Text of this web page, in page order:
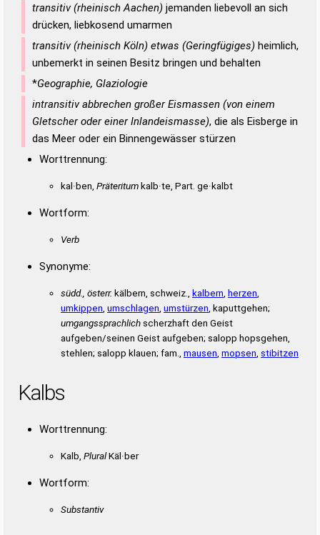
transitiv (rheinisch Aachen) jemanden liebevoll an sich
drücken, liebkosend umarmen
transitiv (rheinisch Köln) etwas (Geringfügiges) heimlich,
unbemerkt in seinen Besitz bringen und behalten
*Geographie, Glaziologie
intransitiv abbrechen großer Eismassen (von einem
Gletscher oder einer Inlandeismasse), die als Eisberge in
das Meer oder ein Binnengewässer stürzen
Worttrennung:
kal·ben, Präteritumkalb·te, Part. ge·kalbt
Wortform:
Verb
Synonyme:
südd., österr. kälbern, schweiz., kalbern herzen
umkippen umschlagen umstürzen , kaputtgehen;
umgangssprachlich scherzhaft den Geist
aufgeben/seinen Geist aufgeben; salopp hopsgehen,
stehlen; salopp klauen; fam., mausen mopsen stibitzen
Kalbs
Worttrennung:
Kalb, PluralKäl·ber
Wortform:
Substantiv